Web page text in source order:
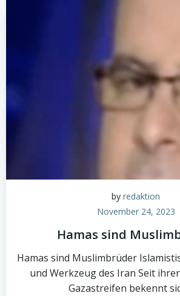
by redaktion
November 24, 2023
Hamas sind
Hamas sind Muslimbrüder
und Werkzeug des Iran Seit
Gazastreifen bekennt